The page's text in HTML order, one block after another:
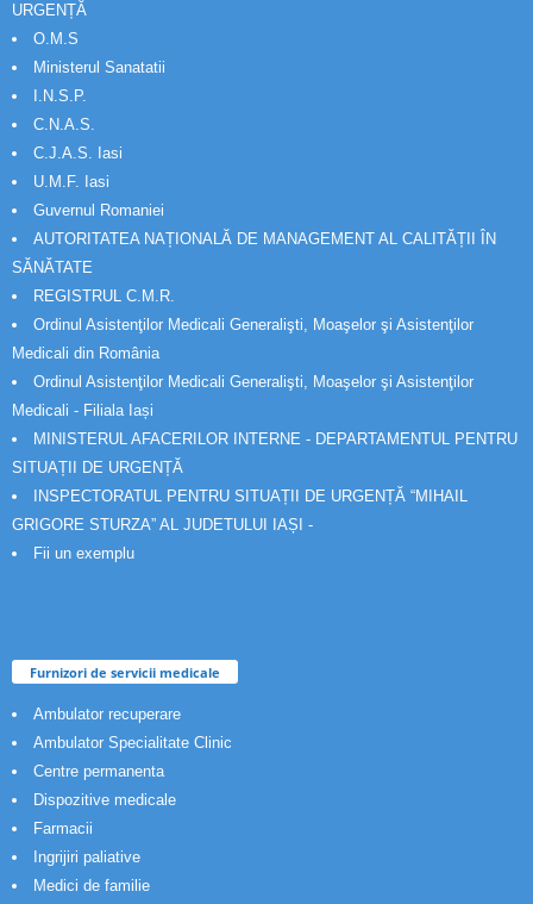
URGENȚĂ
O.M.S
Ministerul Sanatatii
I.N.S.P.
C.N.A.S.
C.J.A.S. Iasi
U.M.F. Iasi
Guvernul Romaniei
AUTORITATEA NAȚIONALĂ DE MANAGEMENT AL CALITĂȚII ÎN
SĂNĂTATE
REGISTRUL C.M.R.
Ordinul Asistenţilor Medicali Generalişti, Moaşelor şi Asistenţilor
Medicali din România
Ordinul Asistenţilor Medicali Generalişti, Moaşelor şi Asistenţilor
Medicali - Filiala Iași
MINISTERUL AFACERILOR INTERNE - DEPARTAMENTUL PENTRU
SITUAȚII DE URGENȚĂ
INSPECTORATUL PENTRU SITUAȚII DE URGENȚĂ “MIHAIL
GRIGORE STURZA” AL JUDETULUI IAȘI -
Fii un exemplu
Furnizori de servicii medicale
Ambulator recuperare
Ambulator Specialitate Clinic
Centre permanenta
Dispozitive medicale
Farmacii
Ingrijiri paliative
Medici de familie